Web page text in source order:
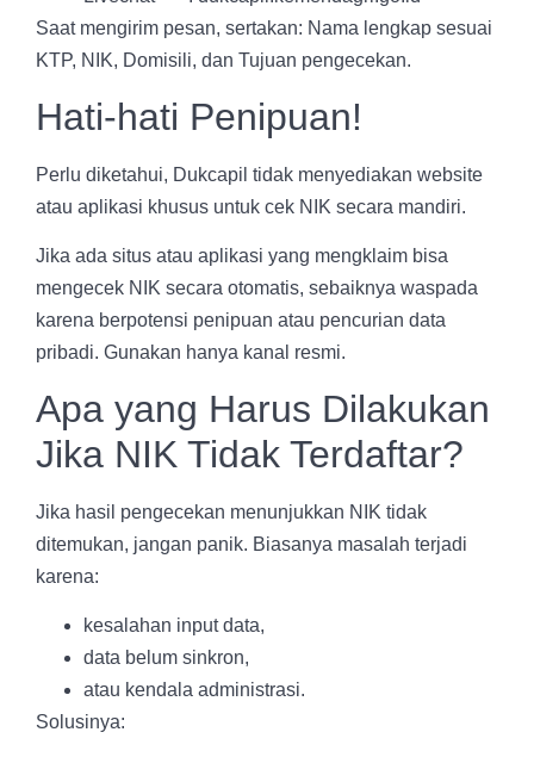
Saat mengirim pesan, sertakan: Nama lengkap sesuai
KTP, NIK, Domisili, dan Tujuan pengecekan.
Hati-hati Penipuan!
Perlu diketahui, Dukcapil tidak menyediakan website
atau aplikasi khusus untuk cek NIK secara mandiri.
Jika ada situs atau aplikasi yang mengklaim bisa
mengecek NIK secara otomatis, sebaiknya waspada
karena berpotensi penipuan atau pencurian data
pribadi. Gunakan hanya kanal resmi.
Apa yang Harus Dilakukan
Jika NIK Tidak Terdaftar?
Jika hasil pengecekan menunjukkan NIK tidak
ditemukan, jangan panik. Biasanya masalah terjadi
karena:
kesalahan input data,
data belum sinkron,
atau kendala administrasi.
Solusinya: